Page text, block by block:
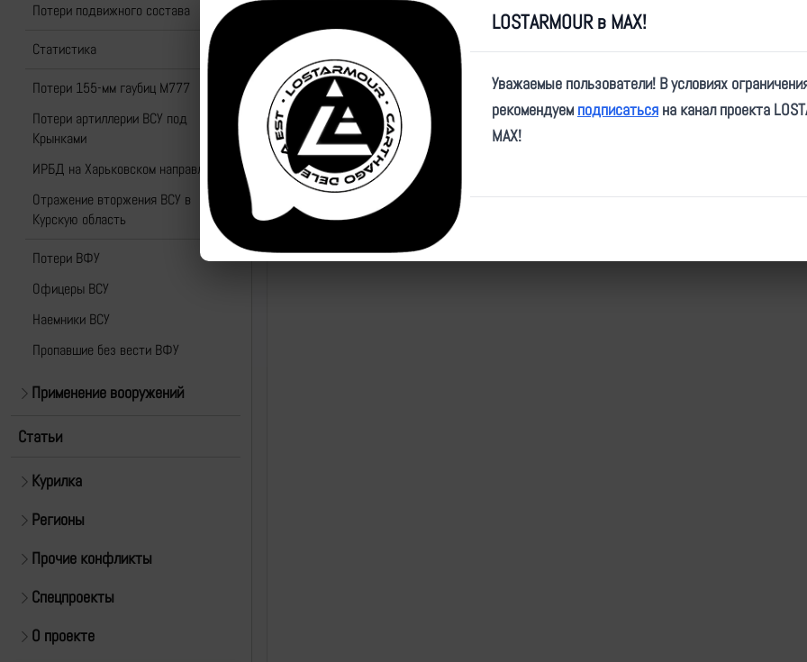
Потери подвижного состава
Статистика
Потери 155-мм гаубиц M777
Потери артиллерии ВСУ под
Крынками
ИРБД на Харьковском направлении
Отражение вторжения ВСУ в
Курскую область
Потери ВФУ
Офицеры ВСУ
Наемники ВСУ
Пропавшие без вести ВФУ
Применение вооружений
Статьи
Курилка
Регионы
Прочие конфликты
Спецпроекты
О проекте
Карта
LOSTARMOUR в MAX!
Уважаемые пользователи! В условиях
рекомендуем подписаться на канал проекта
MAX!